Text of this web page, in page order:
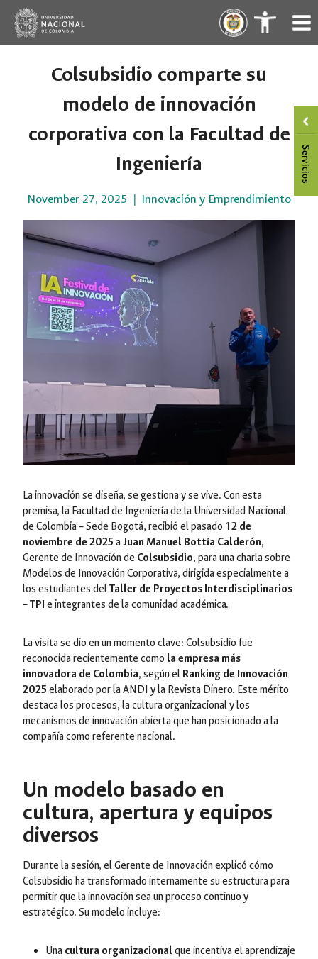
content
. .
Colsubsidio comparte su
modelo de innovación
corporativa con la Facultad de
Ingeniería
November 27, 2025 Innovación y Emprendimiento
La innovación se diseña, se gestiona y se vive. Con esta
premisa, la Facultad de Ingeniería de la Universidad Nacional
de Colombia – Sede Bogotá, recibió el pasado 12 de
noviembre de 2025 a Juan Manuel Bottía Calderón,
Gerente de Innovación de Colsubsidio, para una charla sobre
Modelos de Innovación Corporativa, dirigida especialmente a
los estudiantes delTaller de Proyectos Interdisciplinarios
– TPI e integrantes de la comunidad académica.
La visita se dio en un momento clave: Colsubsidio fue
reconocida recientemente como la empresa más
innovadora de Colombia, según el Ranking de Innovación
2025 elaborado por la ANDI y la Revista Dinero. Este mérito
destaca los procesos, la cultura organizacional y los
mecanismos de innovación abierta que han posicionado a la
compañía como referente nacional.
Un modelo basado en
cultura, apertura y equipos
diversos
Durante la sesión, el Gerente de Innovación explicó cómo
Colsubsidio ha transformado internamente su estructura para
permitir que la innovación sea un proceso continuo y
estratégico. Su modelo incluye:
Una cultura organizacional que incentiva el aprendizaje